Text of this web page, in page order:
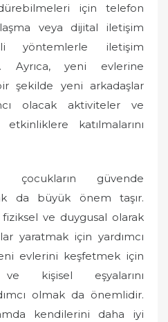
için telefon
veya dijital iletişim
yöntemlerle iletişim
Ayrıca, yeni evlerine
bir şekilde yeni arkadaşlar
olacak aktiviteler ve
katılmalarını
çocukların güvende
da büyük önem taşır.
ve duygusal olarak
yaratmak için yardımcı
evlerini keşfetmek için
kişisel eşyalarını
olmak da önemlidir.
kendilerini daha iyi